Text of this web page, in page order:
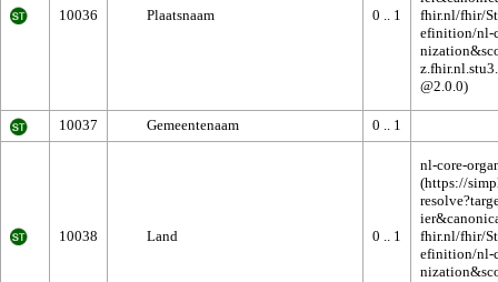
10036 Plaatsnaam 0 .. 1
10037 Gemeentenaam 0 .. 1
10038 Land 0 .. 1
nl-core-